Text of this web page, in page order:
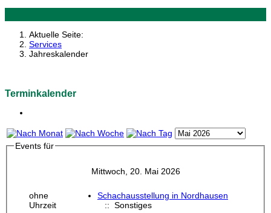
Aktuelle Seite:
Services
Jahreskalender
Terminkalender
Events für
Mittwoch, 20. Mai 2026
ohne
Uhrzeit
Schachausstellung in Nordhausen
:: Sonstiges